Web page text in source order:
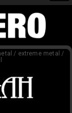
/ extreme metal /